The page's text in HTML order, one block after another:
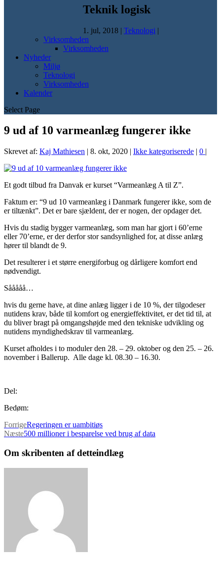
Teknik logisk
1. jul, 2018 | Teknologi |
Virksomheden
Virksomheden
Nyheder
Miljø
Teknologi
Virksomheden
Kalender
Select Page
9 ud af 10 varmeanlæg fungerer ikke
Skrevet af: Kaj Mathiesen | 8. okt, 2020 | Ikke kategoriserede | 0 |
Et godt tilbud fra Danvak er kurset “Varmeanlæg A til Z”.
Faktum er: “9 ud 10 varmeanlæg i Danmark fungerer ikke, som de
er tiltænkt”. Det er bare sjældent, der er nogen, der opdager det.
Hvis du stadig bygger varmeanlæg, som man har gjort i 60’erne
eller 70’erne, er der derfor stor sandsynlighed for, at disse anlæg
hører til blandt de 9.
Det resulterer i et større energiforbug og dårligere komfort end
nødvendigt.
Sååååå…
hvis du gerne have, at dine anlæg ligger i de 10 %, der tilgodeser
nutidens krav, både til komfort og energieffektivitet, er det tid til, at
du bliver bragt på omgangshøjde med den tekniske udvikling og
nutidens myndighedskrav til varmeanlæg.
Kurset afholdes i to moduler den 28. – 29. oktober og den 25. – 26.
november i Ballerup. Alle dage kl. 08.30 – 16.30.
Del:
Bedøm:
ForrigeRegeringen er uambitiøs
Næste500 millioner i besparelse ved brug af data
Om skribenten af detteindlæg